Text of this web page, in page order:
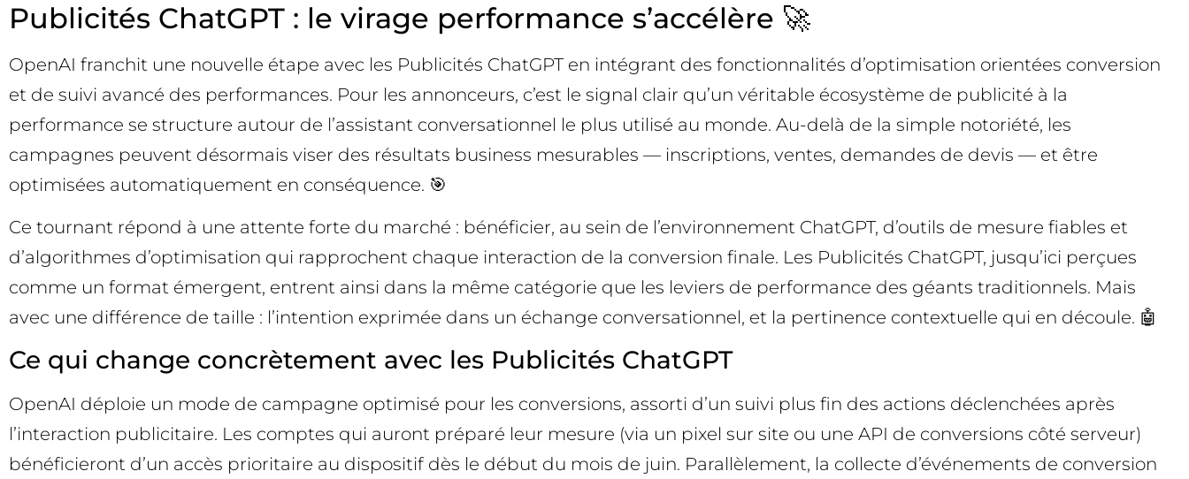
Publicités ChatGPT : le virage performance s’accélère 🚀
OpenAI franchit une nouvelle étape avec les Publicités ChatGPT en intégrant des fonctionnalités d’optimisation orientées conversion
et de suivi avancé des performances. Pour les annonceurs, c’est le signal clair qu’un véritable écosystème de publicité à la
performance se structure autour de l’assistant conversationnel le plus utilisé au monde. Au-delà de la simple notoriété, les
campagnes peuvent désormais viser des résultats business mesurables — inscriptions, ventes, demandes de devis — et être
optimisées automatiquement en conséquence. 🎯
Ce tournant répond à une attente forte du marché : bénéficier, au sein de l’environnement ChatGPT, d’outils de mesure fiables et
d’algorithmes d’optimisation qui rapprochent chaque interaction de la conversion finale. Les Publicités ChatGPT, jusqu’ici perçues
comme un format émergent, entrent ainsi dans la même catégorie que les leviers de performance des géants traditionnels. Mais
avec une différence de taille : l’intention exprimée dans un échange conversationnel, et la pertinence contextuelle qui en découle. 🤖
Ce qui change concrètement avec les Publicités ChatGPT
OpenAI déploie un mode de campagne optimisé pour les conversions, assorti d’un suivi plus fin des actions déclenchées après
l’interaction publicitaire. Les comptes qui auront préparé leur mesure (via un pixel sur site ou une API de conversions côté serveur)
bénéficieront d’un accès prioritaire au dispositif dès le début du mois de juin. Parallèlement, la collecte d’événements de conversion